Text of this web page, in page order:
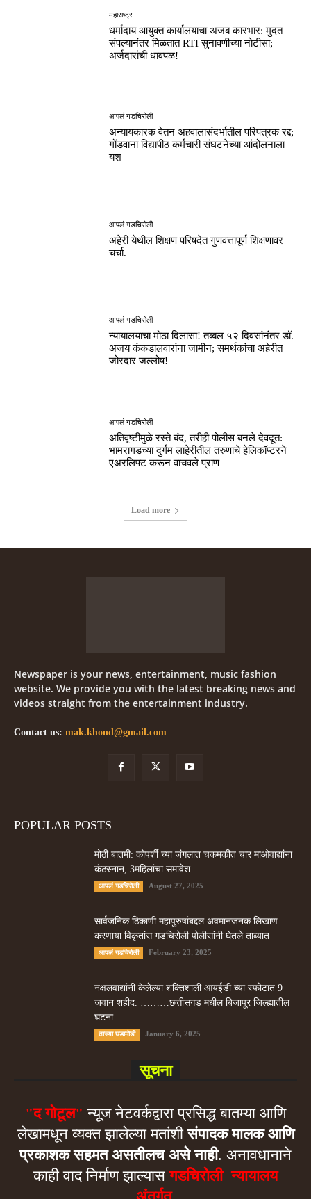
महाराष्ट्र
धर्मादाय आयुक्त कार्यालयाचा अजब कारभार: मुदत
संपल्यानंतर मिळतात RTI सुनावणीच्या नोटीसा;
अर्जदारांची धावपळ!
आपलं गडचिरोली
अन्यायकारक वेतन अहवालासंदर्भातील परिपत्रक रद्द;
गोंडवाना विद्यापीठ कर्मचारी संघटनेच्या आंदोलनाला
यश
आपलं गडचिरोली
अहेरी येथील शिक्षण परिषदेत गुणवत्तापूर्ण शिक्षणावर
चर्चा.
आपलं गडचिरोली
न्यायालयाचा मोठा दिलासा! तब्बल ५२ दिवसांनंतर डॉ.
अजय कंकडालवारांना जामीन; समर्थकांचा अहेरीत
जोरदार जल्लोष!
आपलं गडचिरोली
अतिवृष्टीमुळे रस्ते बंद, तरीही पोलीस बनले देवदूत:
भामरागडच्या दुर्गम लाहेरीतील तरुणाचे हेलिकॉप्टरने
एअरलिफ्ट करून वाचवले प्राण
Load more
Newspaper is your news, entertainment, music fashion
website. We provide you with the latest breaking news and
videos straight from the entertainment industry.
Contact us: mak.khond@gmail.com
POPULAR POSTS
मोठी बातमी: कोपर्शी च्या जंगलात चकमकीत चार माओवाद्यांना
कंठस्नान, 3महिलांचा समावेश.
आपलं गडचिरोली August 27, 2025
सार्वजनिक ठिकाणी महापुरुषांबद्दल अवमानजनक लिखाण
करणा­या विकृतांस गडचिरोली पोलीसांनी घेतले ताब्यात
आपलं गडचिरोली February 23, 2025
नक्षलवाद्यांनी केलेल्या शक्तिशाली आयईडी च्या स्फोटात 9
जवान शहीद. ………छत्तीसगड मधील बिजापूर जिल्ह्यातील
घटना.
ताज्या घडामोडी January 6, 2025
सूचना
"द गोटूल" न्यूज नेटवर्कद्वारा प्रसिद्ध बातम्या आणि
लेखामधून व्यक्त झालेल्या मतांशीसंपादक मालक आणि
प्रकाशक सहमत असतीलच असे नाही. अनावधानाने
काही वाद निर्माण झाल्यास गडचिरोली न्यायालय